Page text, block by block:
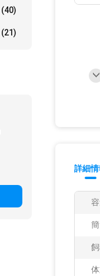
(40)
(21)
詳細